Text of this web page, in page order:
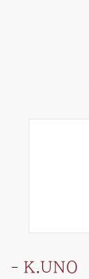
K.UNO